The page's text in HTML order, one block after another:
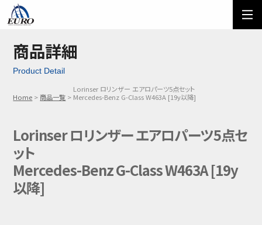
ご利用方法
メール問い合わせ
03-5674-7742
商品詳細
Product Detail
Home 商品一覧
Lorinser ロリンザー エアロパーツ5点セット
Mercedes-Benz G-Class W463A [19y以降]
Lorinser ロリンザー エアロパーツ5点セ
ット
Mercedes-Benz G-Class W463A [19y
以降]